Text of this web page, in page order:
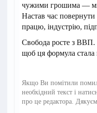
чужими грошима —
Настав час повернути
працю, індустрію,
Свобода росте з ВВП.
щоб ця формула
Якщо Ви помітили
необхідний текст і
про це редактора.